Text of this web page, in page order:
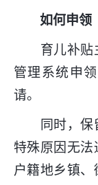
如何申领
育儿补贴主
管理系统申
请。
同时，保留
特殊原因无法
户籍地乡镇